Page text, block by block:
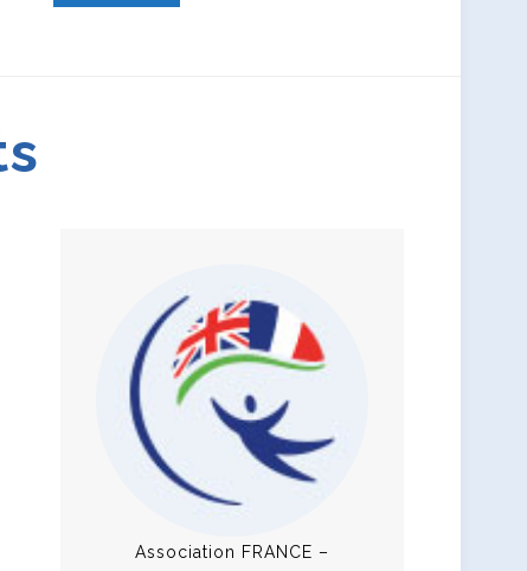
Association FRANCE –